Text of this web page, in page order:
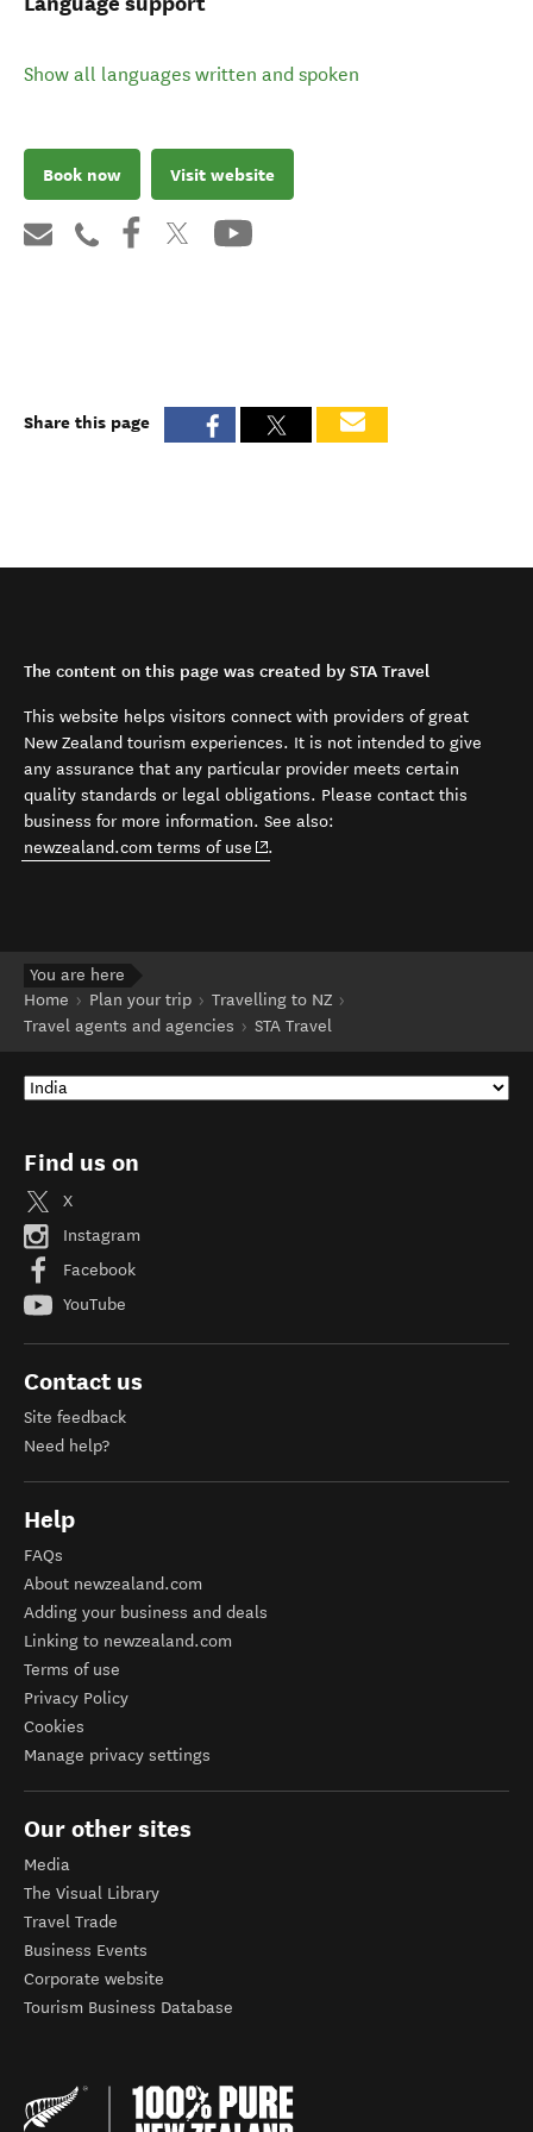
Show all languages written and spoken
Book now Visit website
Share this page
The content on this page was created by STA Travel
This website helps visitors connect with providers of great
New Zealand tourism experiences. It is not intended to give
any assurance that any particular provider meets certain
quality standards or legal obligations. Please contact this
business for more information. See also:
newzealand.com terms of use (opens in new window)
.
You are here
Home
Plan your trip
Travelling to NZ
Travel agents and agencies
STA Travel
Find us on
X
Instagram
Facebook
YouTube
Contact us
Site feedback
Need help?
Help
FAQs
About newzealand.com
Adding your business and deals
Linking to newzealand.com
Terms of use
Privacy Policy
Cookies
Manage privacy settings
Our other sites
Media
The Visual Library
Travel Trade
Business Events
Corporate website
Tourism Business Database